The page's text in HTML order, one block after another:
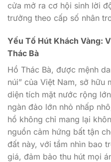
cửa mở ra cơ hội sinh lời
trưởng theo cấp số nhân
Yếu Tố Hút Khách Vàng:
Thác Bà
Hồ Thác Bà, được mệnh
núi” của Việt Nam, sở hữu
diện tích mặt nước rộng
ngàn đảo lớn nhỏ nhấp
hồ không chỉ mang lại
nguồn cảm hứng bất tận
đất này, với tầm nhìn bao
giá, đảm bảo thu hút mọi